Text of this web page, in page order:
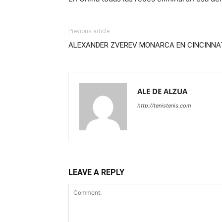
Previous article
ALEXANDER ZVEREV MONARCA EN
ALE DE ALZUA
http://tenistenis.com
LEAVE A REPLY